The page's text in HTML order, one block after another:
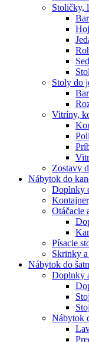
Stoličky,
Stoly do
Vitríny,
Zostavy
Nábytok do
Doplnky
Otáčacie
Písacie
Skrinky
Nábytok do
Doplnky
Nábytok